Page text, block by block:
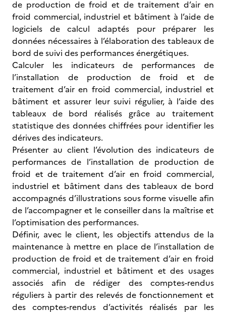
de production de froid et de traitement d’air en
froid commercial, industriel et bâtiment à l’aide de
logiciels de calcul adaptés pour préparer les
données nécessaires à l’élaboration des tableaux de
bord de suivi des performances énergétiques.
Calculer les indicateurs de performances de
l’installation de production de froid et de
traitement d’air en froid commercial, industriel et
bâtiment et assurer leur suivi régulier, à l’aide des
tableaux de bord réalisés grâce au traitement
statistique des données chiffrées pour identifier les
dérives des indicateurs.
Présenter au client l’évolution des indicateurs de
performances de l’installation de production de
froid et de traitement d’air en froid commercial,
industriel et bâtiment dans des tableaux de bord
accompagnés d’illustrations sous forme visuelle afin
de l’accompagner et le conseiller dans la maîtrise et
l’optimisation des performances.
Définir, avec le client, les objectifs attendus de la
maintenance à mettre en place de l’installation de
production de froid et de traitement d’air en froid
commercial, industriel et bâtiment et des usages
associés afin de rédiger des comptes-rendus
réguliers à partir des relevés de fonctionnement et
des comptes-rendus d’activités réalisés par les